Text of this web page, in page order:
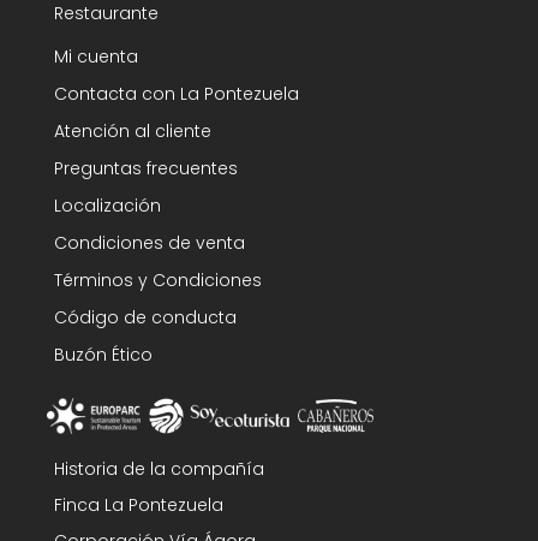
Restaurante
Mi cuenta
Contacta con La Pontezuela
Atención al cliente
Preguntas frecuentes
Localización
Condiciones de venta
Términos y Condiciones
Código de conducta
Buzón Ético
Historia de la compañía
Finca La Pontezuela